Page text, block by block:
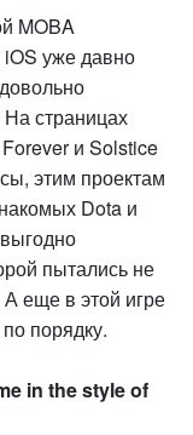
MOBA
уже давно
страницах
и Solstice
этим проектам
Dota и
пытались не
А еще в этой игре
порядку.
in the style of